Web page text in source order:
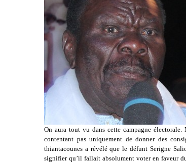
On aura tout vu dans cette campagne
contentant pas uniquement de donner des
thiantacounes a révélé que le défunt Serigne
signifier qu’il fallait absolument voter en faveur